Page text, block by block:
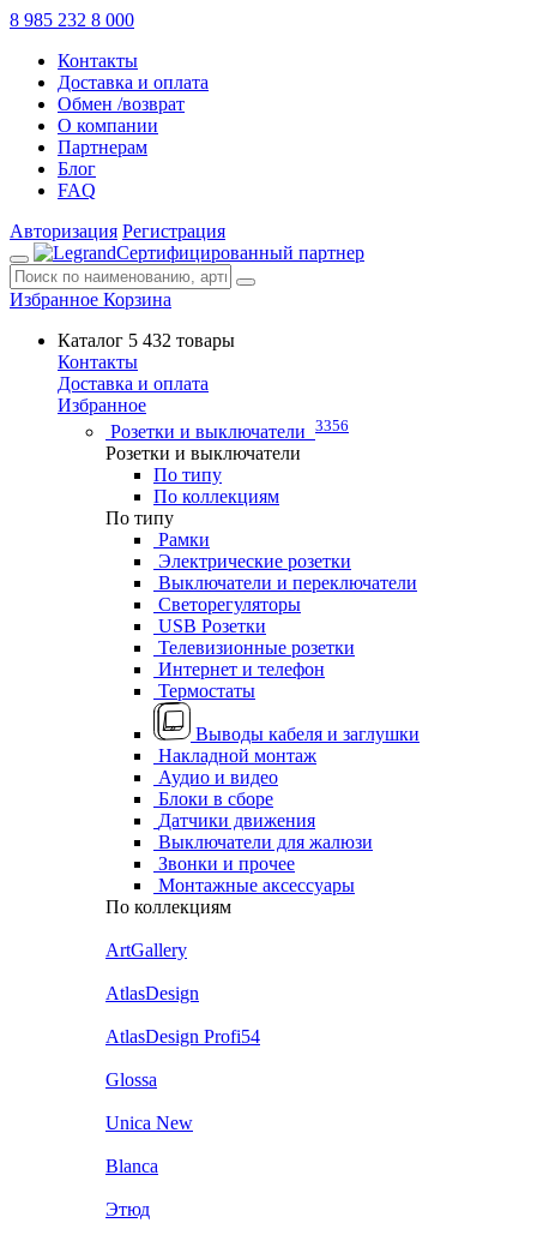
8 985 232 8 000
Контакты
Доставка и оплата
Обмен /возврат
О компании
Партнерам
Блог
FAQ
Авторизация Регистрация
Сертифицированный партнер
Избранное Корзина
Каталог 5 432 товары
Контакты
Доставка и оплата
Избранное
Розетки и выключатели 3356
Розетки и выключатели
По типу
По коллекциям
По типу
Рамки
Электрические розетки
Выключатели и переключатели
Светорегуляторы
USB Розетки
Телевизионные розетки
Интернет и телефон
Термостаты
Выводы кабеля и заглушки
Накладной монтаж
Аудио и видео
Блоки в сборе
Датчики движения
Выключатели для жалюзи
Звонки и прочее
Монтажные аксессуары
По коллекциям
ArtGallery
AtlasDesign
AtlasDesign Profi54
Glossa
Unica New
Blanca
Этюд